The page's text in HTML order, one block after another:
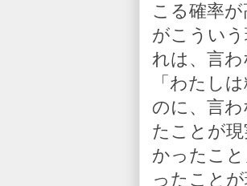
こる確率
がこうい
れは、言
「わたし
のに、言
たことが
かったこ
ったこと